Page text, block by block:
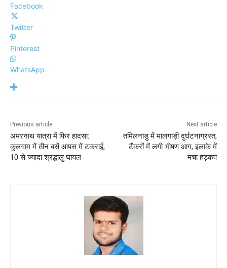
Facebook
Twitter
Pinterest
WhatsApp
Previous article
अमरनाथ यात्रा में फिर हादसा:
कुलगाम में तीन बसें आपस में टकराईं,
10 से ज्यादा श्रद्धालु घायल
Next article
तमिलनाडु में मालगाड़ी दुर्घटनाग्रस्त,
टैंकरों में लगी भीषण आग, इलाके में
मचा हड़कंप